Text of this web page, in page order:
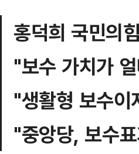
홍덕희 국민의
"보수 가치가
"생활형 보수
"중앙당, 보수